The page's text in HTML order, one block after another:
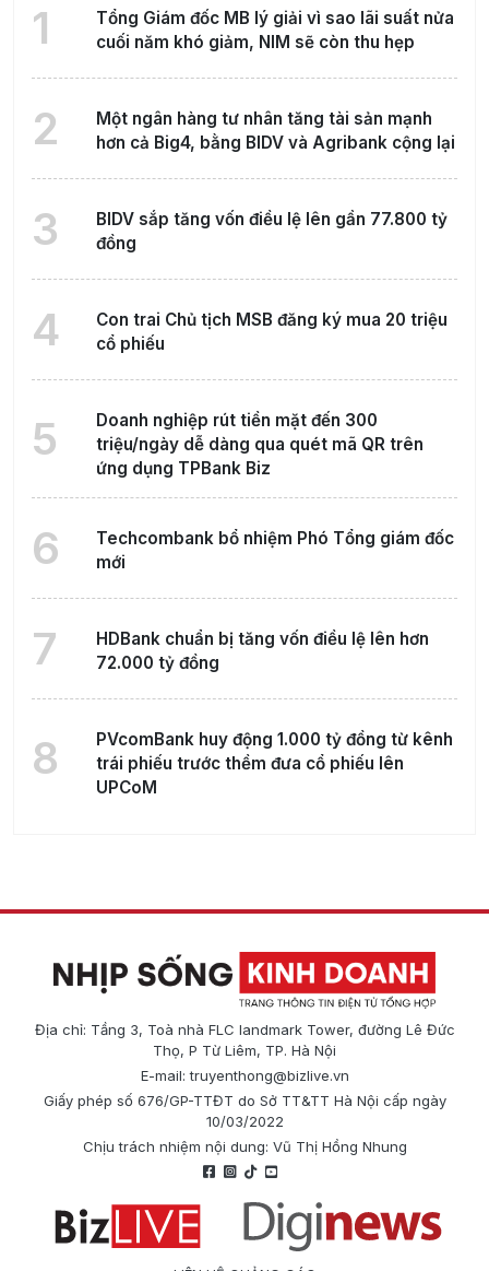
1
Tổng Giám đốc MB lý giải vì sao lãi suất nửa
cuối năm khó giảm, NIM sẽ còn thu hẹp
2
Một ngân hàng tư nhân tăng tài sản mạnh
hơn cả Big4, bằng BIDV và Agribank cộng lại
3
BIDV sắp tăng vốn điều lệ lên gần 77.800 tỷ
đồng
4
Con trai Chủ tịch MSB đăng ký mua 20 triệu
cổ phiếu
5
Doanh nghiệp rút tiền mặt đến 300
triệu/ngày dễ dàng qua quét mã QR trên
ứng dụng TPBank Biz
6
Techcombank bổ nhiệm Phó Tổng giám đốc
mới
7
HDBank chuẩn bị tăng vốn điều lệ lên hơn
72.000 tỷ đồng
8
PVcomBank huy động 1.000 tỷ đồng từ kênh
trái phiếu trước thềm đưa cổ phiếu lên
UPCoM
Địa chỉ: Tầng 3, Toà nhà FLC landmark Tower, đường Lê Đức
Thọ, P Từ Liêm, TP. Hà Nội
E-mail:truyenthong@bizlive.vn
Giấy phép số 676/GP-TTĐT do Sở TT&TT Hà Nội cấp ngày
10/03/2022
Chịu trách nhiệm nội dung: Vũ Thị Hồng Nhung